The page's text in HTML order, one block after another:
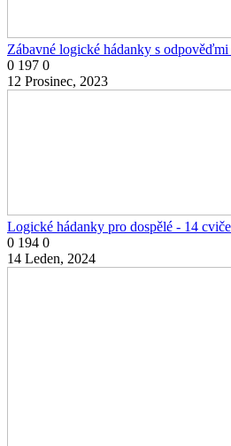
Zábavné logické hádanky s odpověďmi
0 197 0
12 Prosinec, 2023
Logické hádanky pro dospělé - 14
0 194 0
14 Leden, 2024